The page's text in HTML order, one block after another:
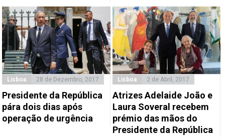
Lisboa 28 de Dezembro, 2017
Presidente da República
pára dois dias após
operação de urgência
Lisboa 2 de Abril, 2017
Atrizes Adelaide João e
Laura Soveral recebem
prémio das mãos do
Presidente da República